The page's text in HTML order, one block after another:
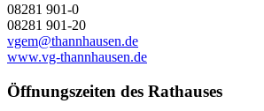
08281 901-0
08281 901-20
vgem@thannhausen.de
www.vg-thannhausen.de
Öffnungszeiten des Rathauses